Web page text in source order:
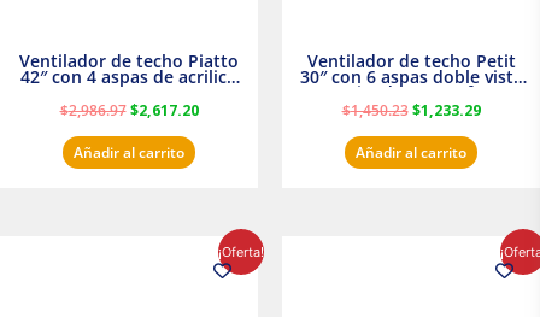
Ventilador de techo Piatto
42″ con 4 aspas de acrilico
transparente
$2,986.97 $2,617.20
Añadir al carrito
Ventilador de techo Petit
30″ con 6 aspas doble vista
Satinado Masterfan
$1,450.23 $1,233.29
Añadir al carrito
¡Oferta!
precio
actual
precio
actual